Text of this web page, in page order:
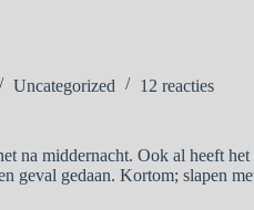
Uncategorized 12 reacties
na middernacht. Ook al heeft
geval gedaan. Kortom; slapen